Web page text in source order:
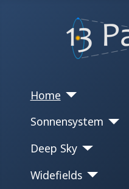
Home
Sonnensystem
Deep Sky
Widefields